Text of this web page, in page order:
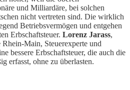
und Milliardäre, bei solchen
nicht vertreten sind. Die wirklich
Betriebsvermögen und entgehen
Erbschaftsteuer. Lorenz Jarass,
Main, Steuerexperte und
bessere Erbschaftsteuer, die auch die
erfasst, ohne zu überlasten.